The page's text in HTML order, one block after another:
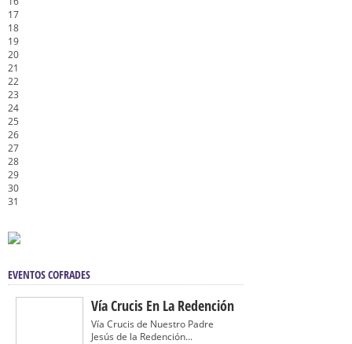
17
18
19
20
21
22
23
24
25
26
27
28
29
30
31
EVENTOS COFRADES
Vía Crucis En La Redención
Vía Crucis de Nuestro Padre
Jesús de la Redención...